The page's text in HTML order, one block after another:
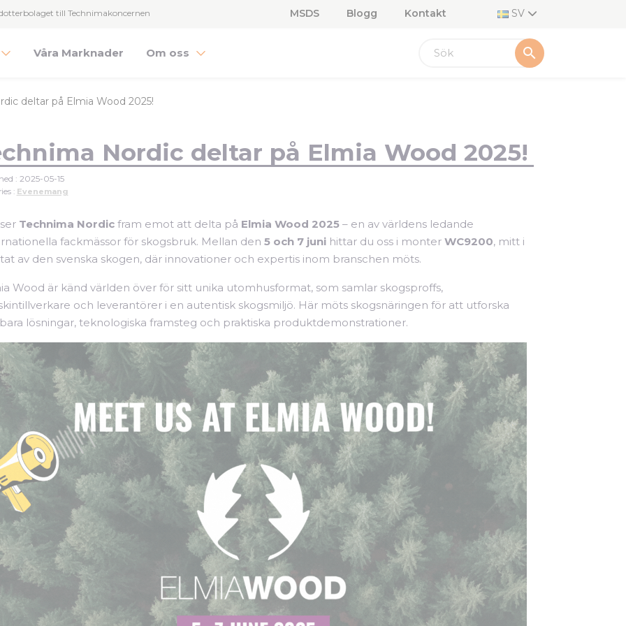
till Technimakoncernen MSDS Blogg Kontakt SV
Våra Marknader Om oss search
deltar på Elmia Wood 2025!
Nordic deltar på Elmia Wood 2025!
: 2025-05-15
: Evenemang
Technima Nordicfram emot att delta på Elmia Wood 2025– en av världens ledande
fackmässor för skogsbruk. Mellan den 5 och 7 junihittar du oss i monter WC9200, mitt i
av den svenska skogen, där innovationer och expertis inom branschen möts.
Wood är känd världen över för sitt unika utomhusformat, som samlar skogsproffs,
och leverantörer i en autentisk skogsmiljö. Här möts skogsnäringen för att utforska
lösningar, teknologiska framsteg och praktiska produktdemonstrationer.